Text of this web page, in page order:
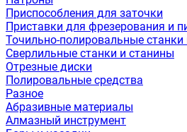
Приспособления для заточки
Приставки для фрезерования и
Точильно-полировальные
Сверлильные станки и станины
Отрезные диски
Полировальные средства
Разное
Абразивные материалы
Алмазный инструмент